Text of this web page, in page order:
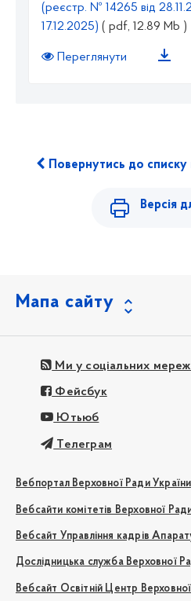
(реєстр. № 14265 від
17.12.2025) ( pdf, 12.89 Mb )
Переглянути
Повернутись до списку
Версія
Мапа сайту
Ми у соціальних
Фейсбук
Ютьюб
Телеграм
Вебпортал Верховної Ради України
Вебсайти комітетів Верховної
Вебсайт Управління кадрів
Дослідницька служба Верховної
Вебсайт Освітній Центр